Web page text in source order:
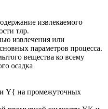
извлекаемого
тлр.
извлечения или
параметров процесса.
вещества ко всему
осадка
и Y{ на промежуточных